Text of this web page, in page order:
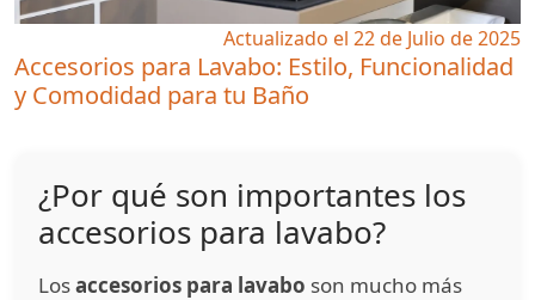
Actualizado el 22 de Julio de 2025
Accesorios para Lavabo: Estilo, Funcionalidad
y Comodidad para tu Baño
¿Por qué son importantes los
accesorios para lavabo?
Losaccesorios para lavabo son mucho más